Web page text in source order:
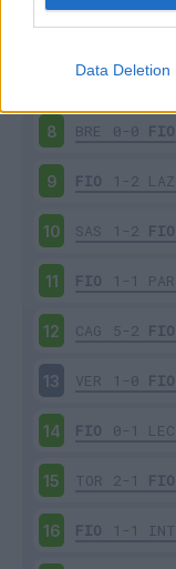
Data Deletion
6 MIL 1-3 FIO
FIO 1-0 UDI
8 BRE 0-0 FIO
9 FIO 1-2 LAZ
10 SAS 1-2 FIO
11 FIO 1-1 PAR
12 CAG 5-2 FIO
13 VER 1-0 FIO
14 FIO 0-1 LEC
15 TOR 2-1 FIO
16 FIO 1-1 INT